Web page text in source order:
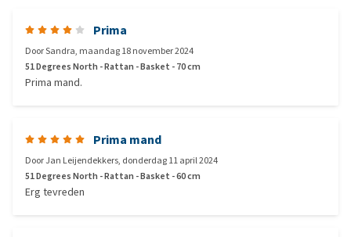
Prima
DoorSandra, maandag 18 november 2024
51 Degrees North - Rattan - Basket - 70 cm
Prima mand.
Prima mand
DoorJan Leijendekkers, donderdag 11 april 2024
51 Degrees North - Rattan - Basket - 60 cm
Erg tevreden